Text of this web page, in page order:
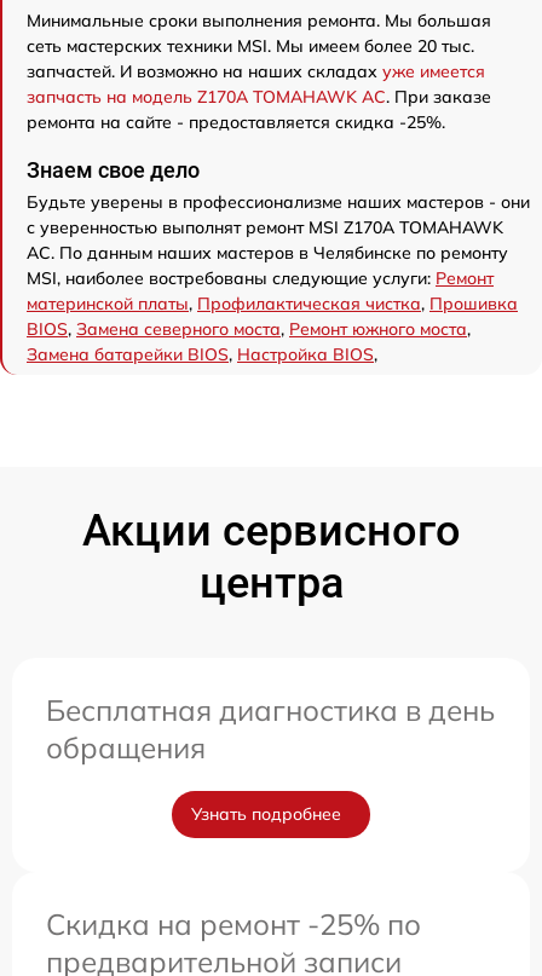
Минимальные сроки выполнения ремонта. Мы большая
сеть мастерских техники MSI. Мы имеем более 20 тыс.
запчастей. И возможно на наших складах уже имеется
запчасть на модель Z170A TOMAHAWK AC. При заказе
ремонта на сайте - предоставляется скидка -25%.
Знаем свое дело
Будьте уверены в профессионализме наших мастеров - они
с уверенностью выполнят ремонт MSI Z170A TOMAHAWK
AC. По данным наших мастеров в Челябинске по ремонту
MSI, наиболее востребованы следующие услуги: Ремонт
материнской платы, Профилактическая чистка, Прошивка
BIOS, Замена северного моста, Ремонт южного моста,
Замена батарейки BIOS, Настройка BIOS,
Акции сервисного
центра
Бесплатная диагностика в день
обращения
Узнать подробнее
Скидка на ремонт -25% по
предварительной записи